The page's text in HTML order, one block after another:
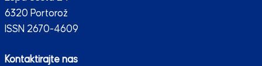
6320 Portorož
ISSN 2670-4609
Kontaktirajte nas